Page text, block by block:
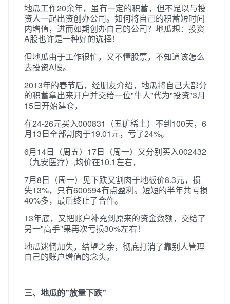
地瓜工作20余年，虽有一定的积蓄，但不足以与投
资人一起出资创办公司。如何将自己的积蓄短时间
内增值，进而如期创办自己的公司？地瓜想：投资
A股也许是一种好的选择！
但地瓜由于工作很忙，又不懂股票，不知道该怎么
去投资A股。
2013年的春节后，经朋友介绍，地瓜将自己大部分
的积蓄拿出来开户并交给一位"牛人"代为"投资"3月
15日开始建仓，
在24-26元买入000831（五矿稀土）不到100天，6
月13日全部割肉于19.01元，亏了24%。
6月14日（周五）17日（周一）又分别买入002432
（九安医疗）,均价在10.1左右，
7月8日（周一）见下跌又割肉于地板价8.3元，损
失13%，只有600594有点盈利。短短的半年共亏损
40%多，最后终止了合作。
13年底，又把账户补充到原来的资金数额，交给了
另一"高手"果再次亏损30%左右！
地瓜迷惘加失，结望之余，彻底打消了靠别人管理
自己的账户增值的念头。
三、地瓜的"放量下跌"